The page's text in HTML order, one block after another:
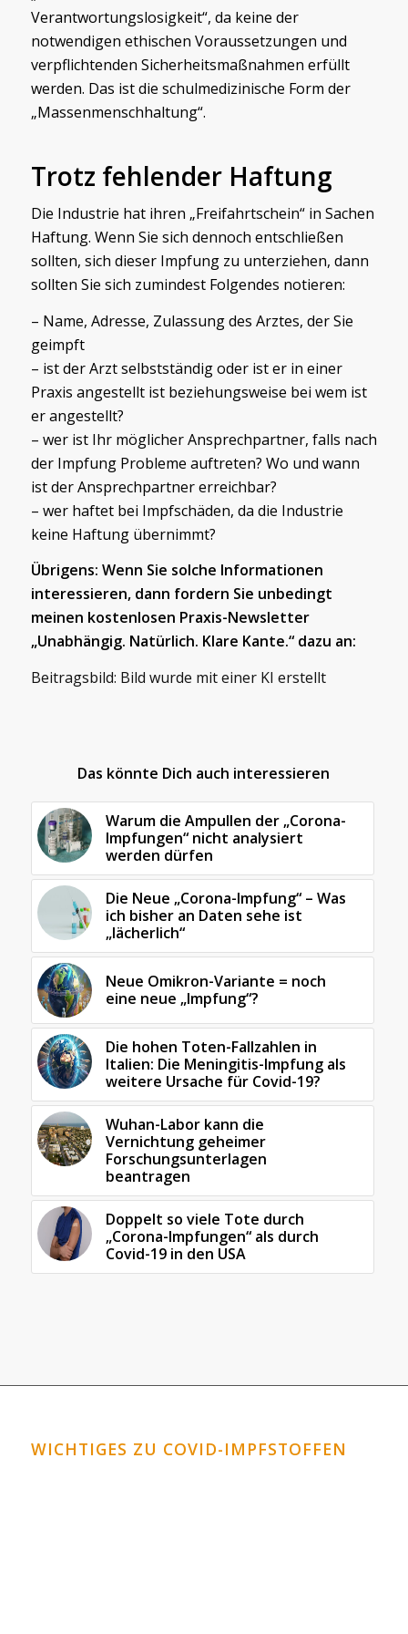
Verantwortungslosigkeit“, da keine der
notwendigen ethischen Voraussetzungen und
verpflichtenden Sicherheitsmaßnahmen erfüllt
werden. Das ist die schulmedizinische Form der
„Massenmenschhaltung“.
Trotz fehlender Haftung
Die Industrie hat ihren „Freifahrtschein“ in Sachen
Haftung. Wenn Sie sich dennoch entschließen
sollten, sich dieser Impfung zu unterziehen, dann
sollten Sie sich zumindest Folgendes notieren:
– Name, Adresse, Zulassung des Arztes, der Sie
geimpft
– ist der Arzt selbstständig oder ist er in einer
Praxis angestellt ist beziehungsweise bei wem ist
er angestellt?
– wer ist Ihr möglicher Ansprechpartner, falls nach
der Impfung Probleme auftreten? Wo und wann
ist der Ansprechpartner erreichbar?
– wer haftet bei Impfschäden, da die Industrie
keine Haftung übernimmt?
Übrigens: Wenn Sie solche Informationen
interessieren, dann fordern Sie unbedingt
meinen kostenlosen Praxis-Newsletter
„Unabhängig. Natürlich. Klare Kante.“ dazu an:
Beitragsbild: Bild wurde mit einer KI erstellt
Das könnte Dich auch interessieren
Warum die Ampullen der „Corona-
Impfungen“ nicht analysiert
werden dürfen
Die Neue „Corona-Impfung“ – Was
ich bisher an Daten sehe ist
„lächerlich“
Neue Omikron-Variante = noch
eine neue „Impfung“?
Die hohen Toten-Fallzahlen in
Italien: Die Meningitis-Impfung als
weitere Ursache für Covid-19?
Wuhan-Labor kann die
Vernichtung geheimer
Forschungsunterlagen
beantragen
Doppelt so viele Tote durch
„Corona-Impfungen“ als durch
Covid-19 in den USA
WICHTIGES ZU COVID-IMPFSTOFFEN